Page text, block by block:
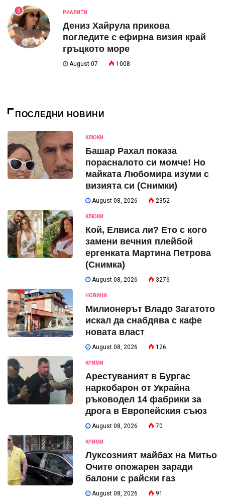
5 РИАЛИТИ
Дениз Хайрула прикова
погледите с ефирна визия край
гръцкото море
August 07 1008
ПОСЛЕДНИ НОВИНИ
КЛЮКИ
Башар Рахал показа
порасналото си момче! Но
майката Любомира изуми с
визията си (Снимки)
August 08, 2026 2352
КЛЮКИ
Кой, Елвиса ли? Ето с кого
замени вечния плейбой
ергенката Мартина Петрова
(Снимка)
August 08, 2026 3276
НОВИНИ
Милионерът Владо Загатото
искал да снабдява с кафе
новата власт
August 08, 2026 126
КРИМИ
Арестуваният в Бургас
наркобарон от Украйна
ръководел 14 фабрики за
дрога в Европейския съюз
August 08, 2026 70
КРИМИ
Луксозният майбах на Митьо
Очите опожарен заради
балони с райски газ
August 08, 2026 91